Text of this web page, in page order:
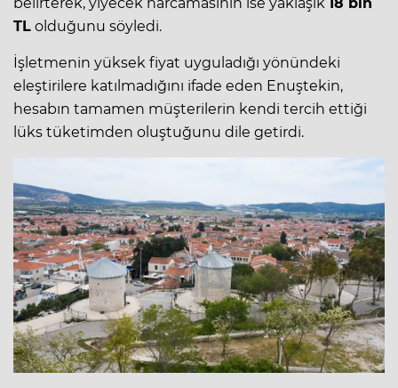
TL olduğunu söyledi.
İşletmenin yüksek fiyat uyguladığı yönündeki
eleştirilere katılmadığını ifade eden Enuştekin,
hesabın tamamen müşterilerin kendi tercih ettiği
lüks tüketimden oluştuğunu dile getirdi.